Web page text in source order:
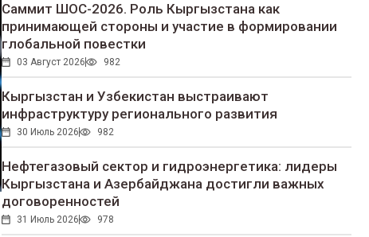
Саммит ШОС-2026. Роль Кыргызстана как
принимающей стороны и участие в формировании
глобальной повестки
03 Август 2026 982
Кыргызстан и Узбекистан выстраивают
инфраструктуру регионального развития
30 Июль 2026 982
Нефтегазовый сектор и гидроэнергетика: лидеры
Кыргызстана и Азербайджана достигли важных
договоренностей
31 Июль 2026 978